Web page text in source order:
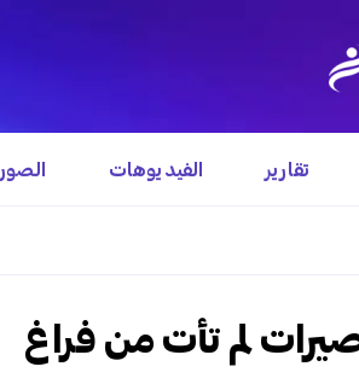
تقارير الفيديوهات الصور
لم تأت من فراغ